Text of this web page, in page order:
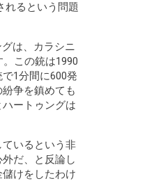
れるという問題
は、カラシニ
この銃は1990
1分間に600発
争を鎮めても
ートゥングは
いるという非
だ、と反論し
けをしたわけ